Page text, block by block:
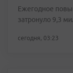
Ежегодное
затронуло 9,3
сегодня, 03:23